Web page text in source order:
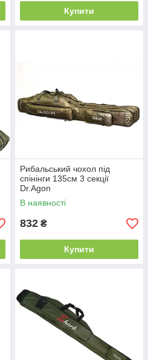
Купити
Рибальський чохол під
спінінги 135см 3 секції
Dr.Agon
В наявності
832 ₴
Купити